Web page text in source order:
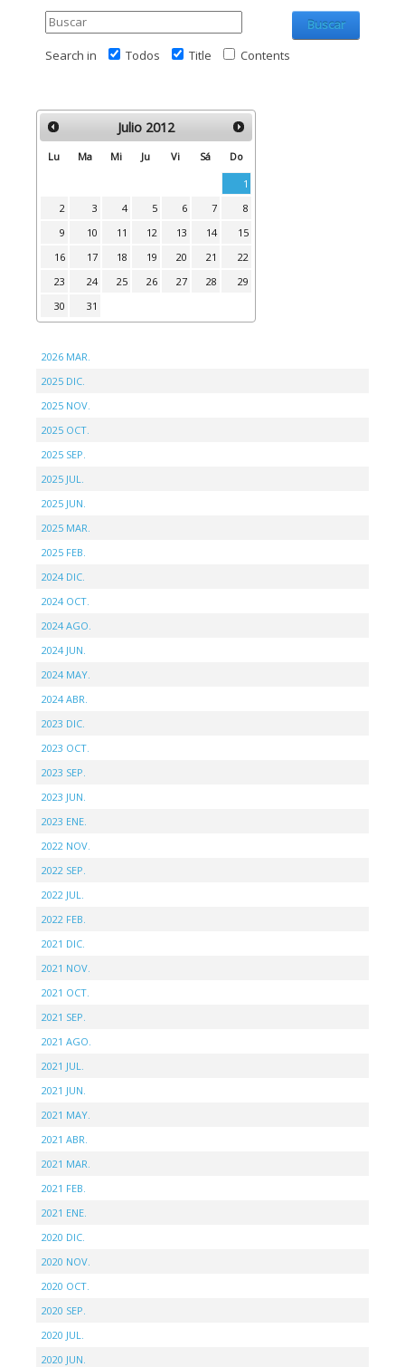
Buscar
Search in
Todos Title Contents
Julio 2012
Lu Ma Mi Ju Vi Sá Do
1
2
3 4 5 6 7
8
9
10 11 12 13 14
15
16
17 18 19 20 21
22
23
24 25 26 27 28
29
30
31
2026 MAR.
2025 DIC.
2025 NOV.
2025 OCT.
2025 SEP.
2025 JUL.
2025 JUN.
2025 MAR.
2025 FEB.
2024 DIC.
2024 OCT.
2024 AGO.
2024 JUN.
2024 MAY.
2024 ABR.
2023 DIC.
2023 OCT.
2023 SEP.
2023 JUN.
2023 ENE.
2022 NOV.
2022 SEP.
2022 JUL.
2022 FEB.
2021 DIC.
2021 NOV.
2021 OCT.
2021 SEP.
2021 AGO.
2021 JUL.
2021 JUN.
2021 MAY.
2021 ABR.
2021 MAR.
2021 FEB.
2021 ENE.
2020 DIC.
2020 NOV.
2020 OCT.
2020 SEP.
2020 JUL.
2020 JUN.